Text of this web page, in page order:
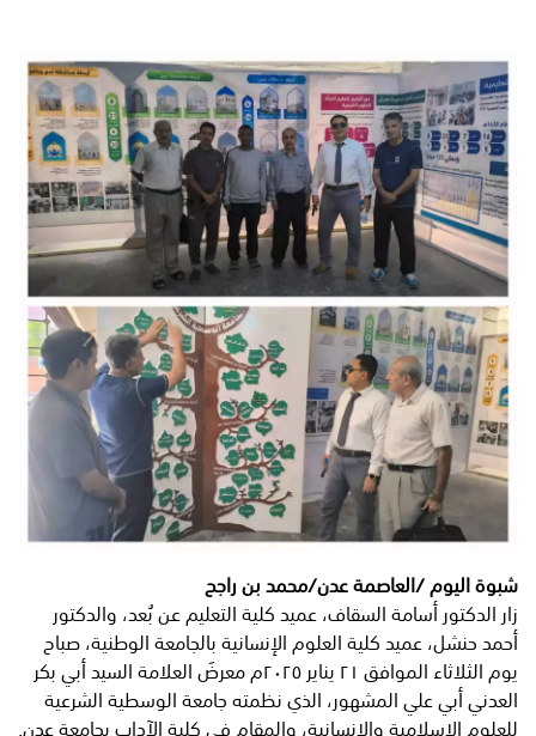
شبوة اليوم /العاصمة عدن/محمد بن راجح
زار الدكتور أسامة السقاف، عميد كلية التعليم عن بُعد، والدكتور
أحمد حنشل، عميد كلية العلوم الإنسانية بالجامعة الوطنية، صباح
يوم الثلاثاء الموافق ٢١ يناير ٢٠٢٥م معرضَ العلامة السيد أبي بكر
العدني أبي علي المشهور، الذي نظمته جامعة الوسطية الشرعية